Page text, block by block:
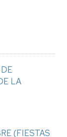
LA
(FIESTAS